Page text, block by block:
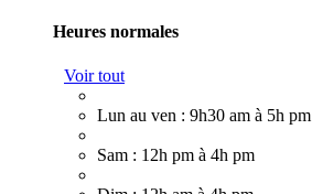
Heures normales
Voir tout
Lun au ven : 9h30 am à 5h pm
Sam : 12h pm à 4h pm